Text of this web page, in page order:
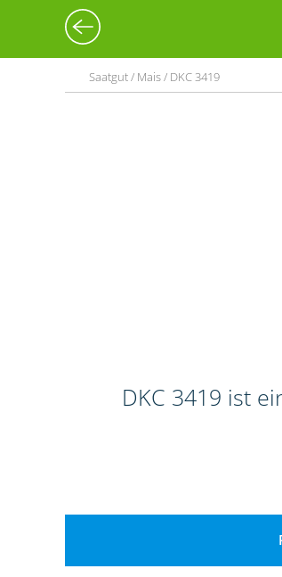
Saatgut / Mais / DKC 3419
DKC 3419 ist